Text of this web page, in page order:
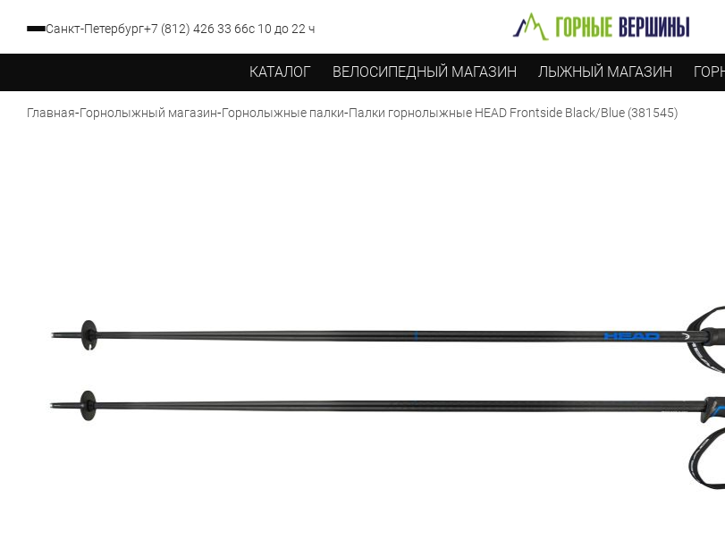
Санкт-Петербург+7 (812) 426 33 66с 10 до 22 ч
КАТАЛОГ ВЕЛОСИПЕДНЫЙ МАГАЗИН ЛЫЖНЫЙ МАГАЗИН
Главная-Горнолыжный магазин-Горнолыжные палки-Палки горнолыжные HEAD Frontside Black/Blue (381545)